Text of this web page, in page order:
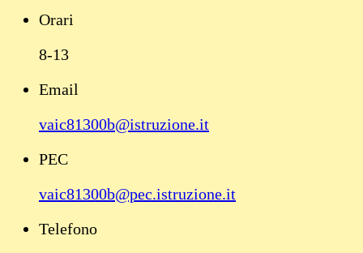
Orari
8-13
Email
vaic81300b@istruzione.it
PEC
vaic81300b@pec.istruzione.it
Telefono